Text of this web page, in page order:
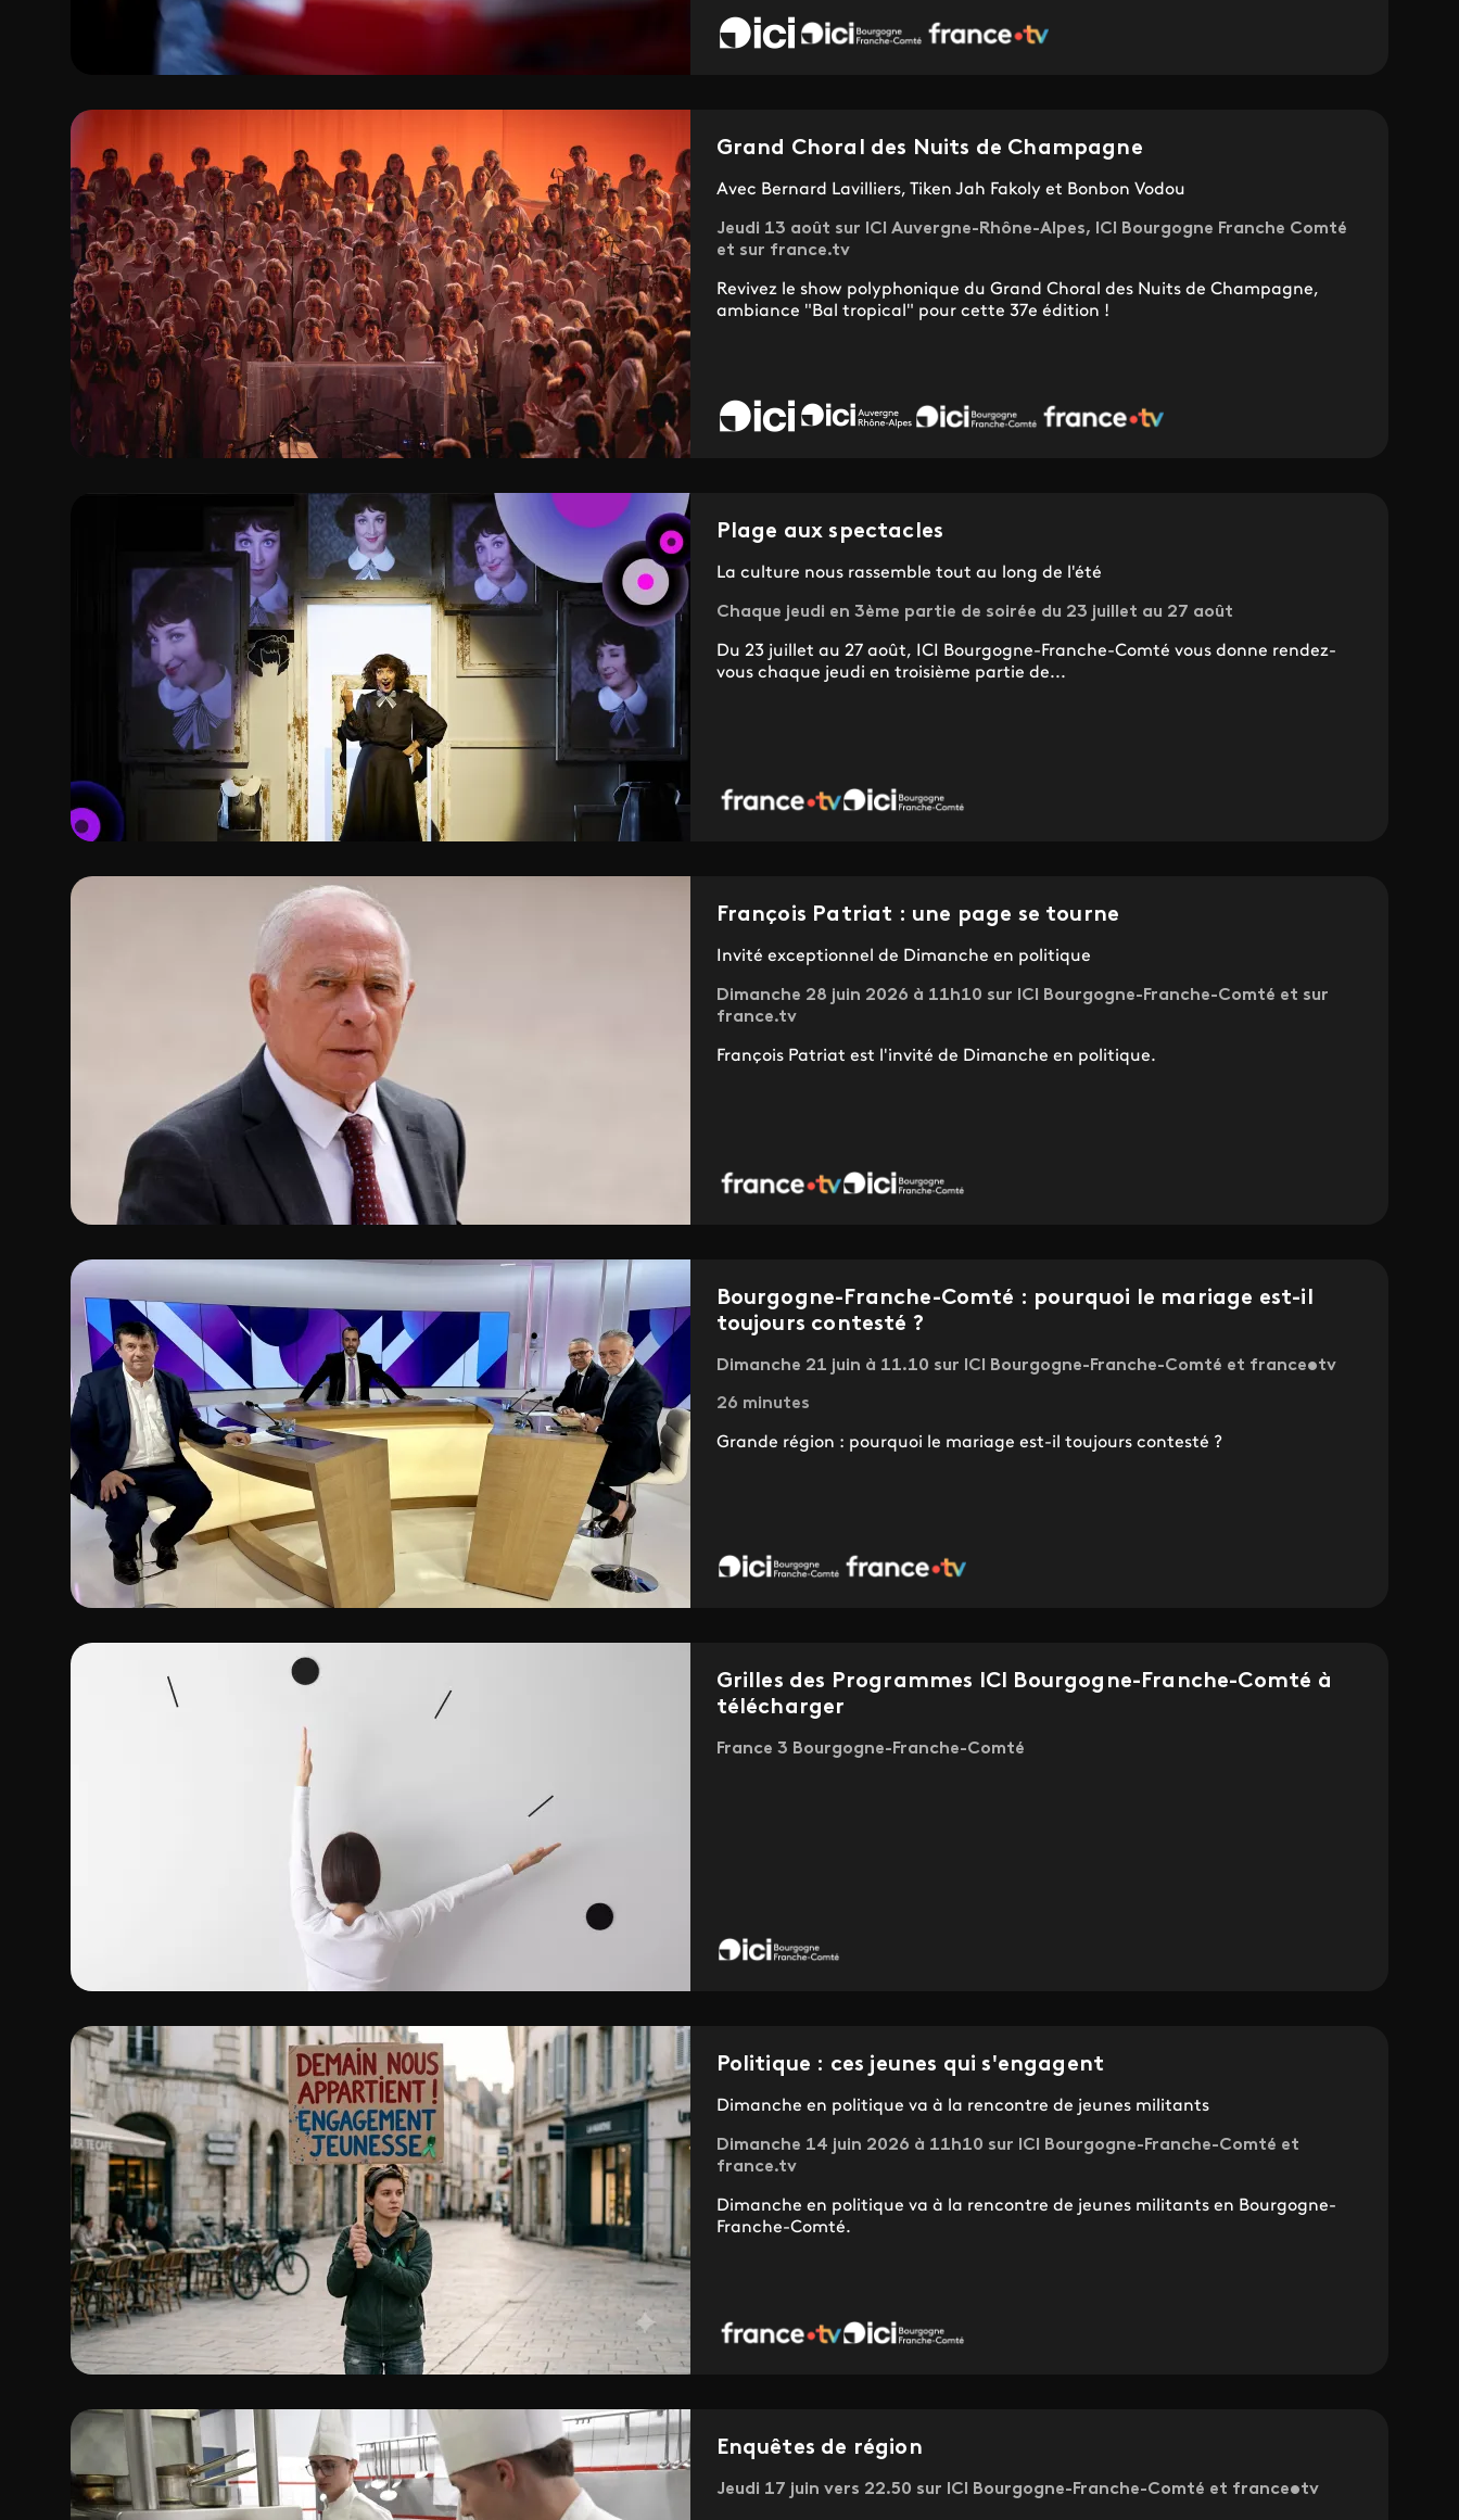
Grand Choral des Nuits de Champagne
Avec Bernard Lavilliers, Tiken Jah Fakoly et Bonbon Vodou
Jeudi 13 août sur ICI Auvergne-Rhône-Alpes, ICI Bourgogne Franche Comté
et sur france.tv
Revivez le show polyphonique du Grand Choral des Nuits de Champagne,
ambiance "Bal tropical" pour cette 37e édition !
Plage aux spectacles
La culture nous rassemble tout au long de l'été
Chaque jeudi en 3ème partie de soirée du 23 juillet au 27 août
Du 23 juillet au 27 août, ICI Bourgogne-Franche-Comté vous donne rendez-
vous chaque jeudi en troisième partie de...
François Patriat : une page se tourne
Invité exceptionnel de Dimanche en politique
Dimanche 28 juin 2026 à 11h10 sur ICI Bourgogne-Franche-Comté et sur
france.tv
François Patriat est l'invité de Dimanche en politique.
Bourgogne-Franche-Comté : pourquoi le mariage est-il
toujours contesté ?
Dimanche 21 juin à 11.10 sur ICI Bourgogne-Franche-Comté et france•tv
26 minutes
Grande région : pourquoi le mariage est-il toujours contesté ?
Grilles des Programmes ICI Bourgogne-Franche-Comté à
télécharger
France 3 Bourgogne-Franche-Comté
Politique : ces jeunes qui s'engagent
Dimanche en politique va à la rencontre de jeunes militants
Dimanche 14 juin 2026 à 11h10 sur ICI Bourgogne-Franche-Comté et
france.tv
Dimanche en politique va à la rencontre de jeunes militants en Bourgogne-
Franche-Comté.
Enquêtes de région
Jeudi 17 juin vers 22.50 sur ICI Bourgogne-Franche-Comté et france•tv